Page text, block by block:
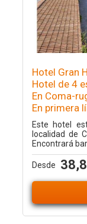
Hotel Gran
Hotel de 4
En Coma-
En primera
Este hotel
localidad de
Encontrará
Desde